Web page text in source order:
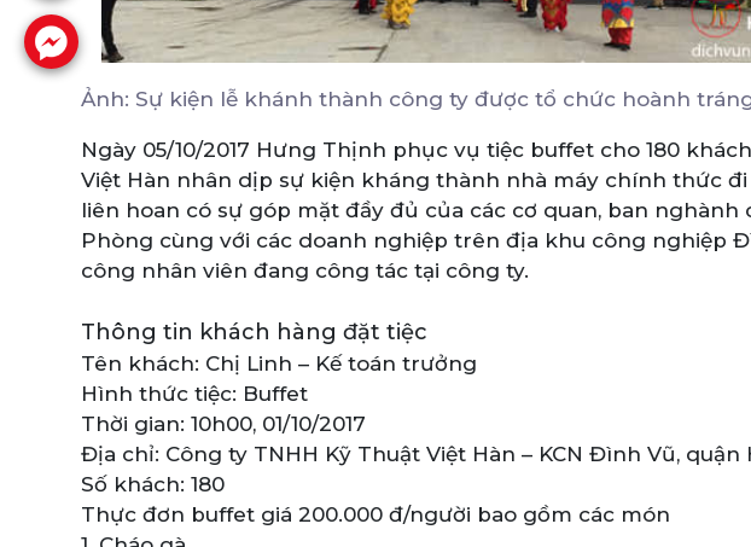
Ảnh: Sự kiện lễ khánh thành công ty được tổ chức hoành
Ngày 05/10/2017 Hưng Thịnh phục vụ tiệc buffet cho 180
Việt Hàn nhân dịp sự kiện kháng thành nhà máy chính thức
liên hoan có sự góp mặt đầy đủ của các cơ quan, ban nghành
Phòng cùng với các doanh nghiệp trên địa khu công nghiệp
công nhân viên đang công tác tại công ty.
Thông tin khách hàng đặt tiệc
Tên khách: Chị Linh – Kế toán trưởng
Hình thức tiệc: Buffet
Thời gian: 10h00, 01/10/2017
Địa chỉ: Công ty TNHH Kỹ Thuật Việt Hàn – KCN Đình Vũ, quận
Số khách: 180
Thực đơn buffet giá 200.000 đ/người bao gồm các món